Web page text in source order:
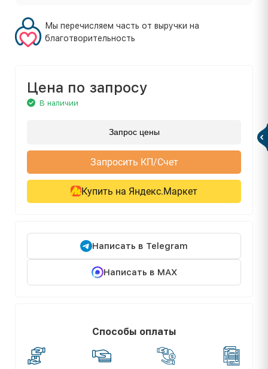
Мы перечисляем часть от выручки на
благотворительность
Цена по запросу
В наличии
Запрос цены
Запросить КП/Счет
Купить на Яндекс.Маркет
Написать в Telegram
Написать в MAX
Способы оплаты